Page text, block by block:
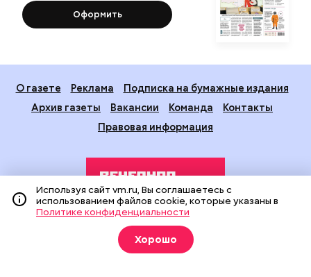
Оформить
О газете Реклама
Подписка на бумажные издания
Архив газеты
Вакансии Команда
Контакты
Правовая информация
Издание создано при финансовой поддержке Департамента
средств массовой информации и рекламы города Москвы.
На сайте применяются рекомендательные технологии
Используя сайт vm.ru, Вы соглашаетесь с
использованием файлов cookie, которые указаны в
Политике конфиденциальности
Хорошо